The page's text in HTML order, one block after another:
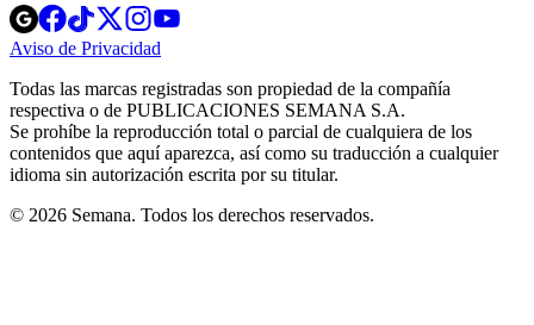
Opens
in
new
Opens
in
new
Opens
in
new
window
Opens
new
windowwindow
Aviso de Privacidad
new
window
Todas las marcas registradas son propiedad de la compañía
respectiva o de PUBLICACIONES SEMANA S.A.
Se prohíbe la reproducción total o parcial de cualquiera de los
contenidos que aquí aparezca, así como su traducción a cualquier
idioma sin autorización escrita por su titular.
© 2026 Semana. Todos los derechos reservados.